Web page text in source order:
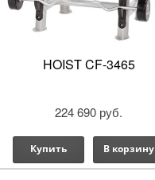
HOIST CF-3465
224 690 руб.
Купить В корзину